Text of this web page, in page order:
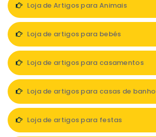
Loja de Artigos para Animais
Loja de artigos para bebés
Loja de artigos para casamentos
Loja de artigos para casas de banho
Loja de artigos para festas